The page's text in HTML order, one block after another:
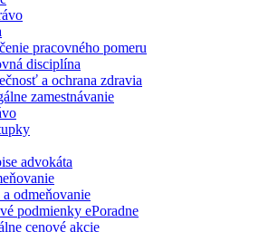
pracovného pomeru
disciplína
a ochrana zdravia
zamestnávanie
advokáta
odmeňovanie
podmienky ePoradne
cenové akcie